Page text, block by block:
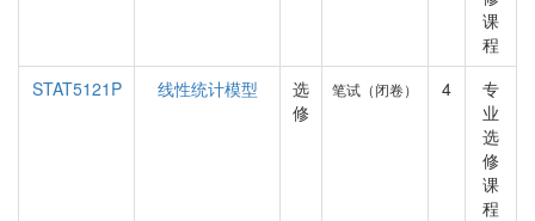
课
程
STAT5121P
线性统计模型
选
修
笔试（闭卷） 4
专
业
选
修
课
程